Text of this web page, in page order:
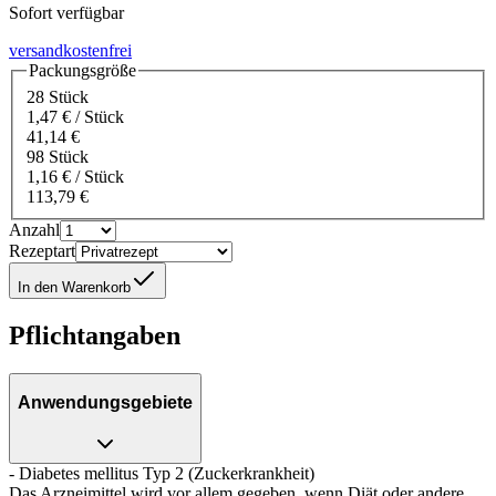
Sofort verfügbar
versandkostenfrei
Packungsgröße
28 Stück
1,47 € / Stück
41,14 €
98 Stück
1,16 € / Stück
113,79 €
Anzahl
Rezeptart
In den Warenkorb
Pflichtangaben
Anwendungsgebiete
- Diabetes mellitus Typ 2 (Zuckerkrankheit)